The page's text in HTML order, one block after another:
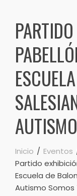
Inicio Eventos
Partido
Escuela de
Autismo Somos